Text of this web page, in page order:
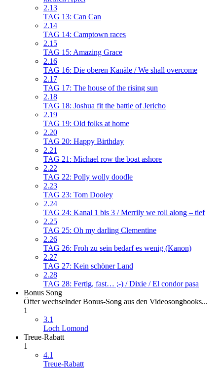
2.13
TAG 13: Can Can
2.14
TAG 14: Camptown races
2.15
TAG 15: Amazing Grace
2.16
TAG 16: Die oberen Kanäle / We shall overcome
2.17
TAG 17: The house of the rising sun
2.18
TAG 18: Joshua fit the battle of Jericho
2.19
TAG 19: Old folks at home
2.20
TAG 20: Happy Birthday
2.21
TAG 21: Michael row the boat ashore
2.22
TAG 22: Polly wolly doodle
2.23
TAG 23: Tom Dooley
2.24
TAG 24: Kanal 1 bis 3 / Merrily we roll along – tief
2.25
TAG 25: Oh my darling Clementine
2.26
TAG 26: Froh zu sein bedarf es wenig (Kanon)
2.27
TAG 27: Kein schöner Land
2.28
TAG 28: Fertig, fast… ;-) / Dixie / El condor pasa
Bonus Song
Öfter wechselnder Bonus-Song aus den Videosongbooks...
1
3.1
Loch Lomond
Treue-Rabatt
1
4.1
Treue-Rabatt